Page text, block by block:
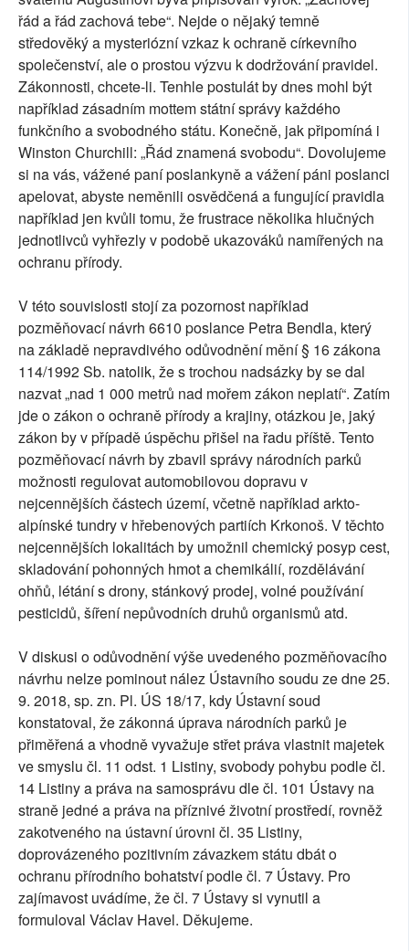
řád a řád zachová tebe“. Nejde o nějaký temně
středověký a mysteriózní vzkaz k ochraně církevního
společenství, ale o prostou výzvu k dodržování pravidel.
Zákonnosti, chcete-li. Tenhle postulát by dnes mohl být
například zásadním mottem státní správy každého
funkčního a svobodného státu. Konečně, jak připomíná i
Winston Churchill: „Řád znamená svobodu“. Dovolujeme
si na vás, vážené paní poslankyně a vážení páni poslanci
apelovat, abyste neměnili osvědčená a fungující pravidla
například jen kvůli tomu, že frustrace několika hlučných
jednotlivců vyhřezly v podobě ukazováků namířených na
ochranu přírody.
V této souvislosti stojí za pozornost například
pozměňovací návrh 6610 poslance Petra Bendla, který
na základě nepravdivého odůvodnění mění § 16 zákona
114/1992 Sb. natolik, že s trochou nadsázky by se dal
nazvat „nad 1 000 metrů nad mořem zákon neplatí“. Zatím
jde o zákon o ochraně přírody a krajiny, otázkou je, jaký
zákon by v případě úspěchu přišel na řadu příště. Tento
pozměňovací návrh by zbavil správy národních parků
možnosti regulovat automobilovou dopravu v
nejcennějších částech území, včetně například arkto-
alpínské tundry v hřebenových partiích Krkonoš. V těchto
nejcennějších lokalitách by umožnil chemický posyp cest,
skladování pohonných hmot a chemikálií, rozdělávání
ohňů, létání s drony, stánkový prodej, volné používání
pesticidů, šíření nepůvodních druhů organismů atd.
V diskusi o odůvodnění výše uvedeného pozměňovacího
návrhu nelze pominout nález Ústavního soudu ze dne 25.
9. 2018, sp. zn. Pl. ÚS 18/17, kdy Ústavní soud
konstatoval, že zákonná úprava národních parků je
přiměřená a vhodně vyvažuje střet práva vlastnit majetek
ve smyslu čl. 11 odst. 1 Listiny, svobody pohybu podle čl.
14 Listiny a práva na samosprávu dle čl. 101 Ústavy na
straně jedné a práva na příznivé životní prostředí, rovněž
zakotveného na ústavní úrovni čl. 35 Listiny,
doprovázeného pozitivním závazkem státu dbát o
ochranu přírodního bohatství podle čl. 7 Ústavy. Pro
zajímavost uvádíme, že čl. 7 Ústavy si vynutil a
formuloval Václav Havel. Děkujeme.